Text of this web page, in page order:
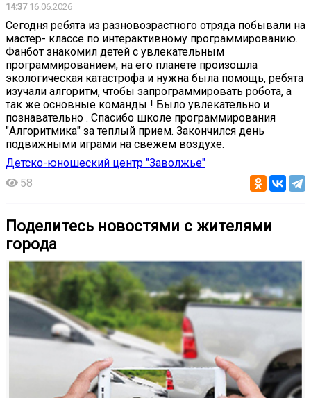
14:3716.06.2026
Сегодня ребята из разновозрастного отряда побывали на
мастер- классе по интерактивному программированию.
Фанбот знакомил детей с увлекательным
программированием, на его планете произошла
экологическая катастрофа и нужна была помощь, ребята
изучали алгоритм, чтобы запрограммировать робота, а
так же основные команды ! Было увлекательно и
познавательно . Спасибо школе программирования
"Алгоритмика" за теплый прием. Закончился день
подвижными играми на свежем воздухе.
Детско-юношеский центр "Заволжье"
58
Поделитесь новостями с жителями
города